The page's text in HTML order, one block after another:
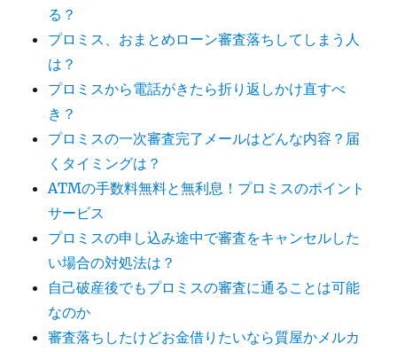
る？
プロミス、おまとめローン審査落ちしてしまう人
は？
プロミスから電話がきたら折り返しかけ直すべ
き？
プロミスの一次審査完了メールはどんな内容？届
くタイミングは？
ATMの手数料無料と無利息！プロミスのポイント
サービス
プロミスの申し込み途中で審査をキャンセルした
い場合の対処法は？
自己破産後でもプロミスの審査に通ることは可能
なのか
審査落ちしたけどお金借りたいなら質屋かメルカ